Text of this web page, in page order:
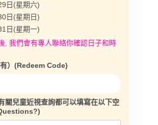
日(星期六)
日(星期日)
日(星期一)
, 我們會有專人聯絡你確認日子和時
）(Redeem Code)
關兒童近視查詢都可以填寫在以下空